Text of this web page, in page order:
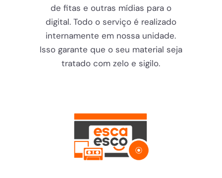
de fitas e outras mídias para o
digital. Todo o serviço é realizado
internamente em nossa unidade.
Isso garante que o seu material seja
tratado com zelo e sigilo.